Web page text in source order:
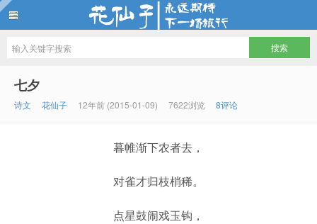
七夕
诗文 花仙子 12年前 (2015-01-09) 7622浏览 8评论
暮帷渐下农者去，
对雀才归枝梢稀。
点星鼓闹戏玉钩，